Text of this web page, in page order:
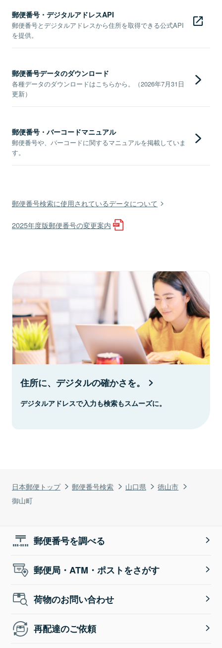
日本郵便トップ 郵便番号検索 山口県
徳山市
御山町
郵便番号・デジタルアドレスAPI
郵便番号とデジタルアドレスから住所を取得できる公式API
を提供。
郵便番号データのダウンロード
各種データのダウンロードはこちらから。（2026年7月31日
更新）
郵便番号・バーコードマニュアル
郵便番号や、バーコードに関するマニュアルを掲載していま
す。
郵便番号検索に使用されているデータについて
2025年度版郵便番号の変更案内
住所に、デジタルの確かさを。
デジタルアドレスで入力も検索もスムーズに。
郵便番号を調べる
郵便局・ATM・ポストをさがす
荷物のお問い合わせ
再配達のご依頼